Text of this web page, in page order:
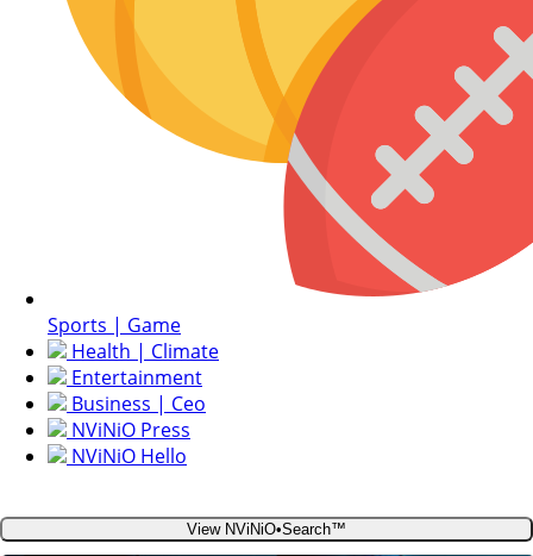
Sports | Game
Health | Climate
Entertainment
Business | Ceo
NViNiO Press
NViNiO Hello
View NViNiO•Search™